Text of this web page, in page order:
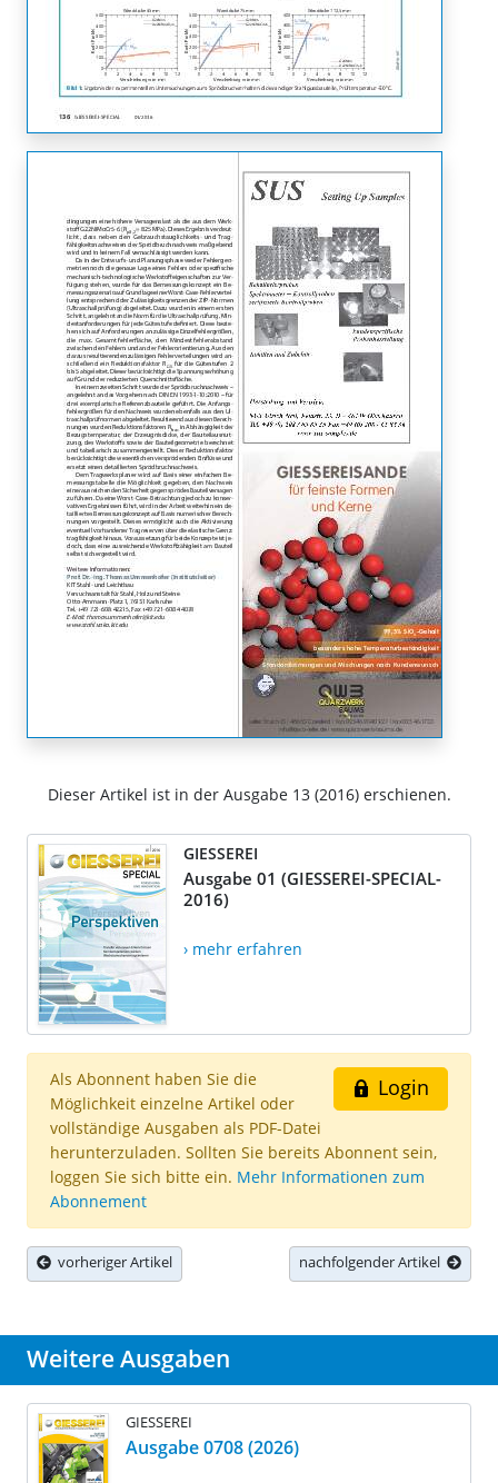
Dieser Artikel ist in der Ausgabe 13 (2016) erschienen.
GIESSEREI
Ausgabe 01 (GIESSEREI-SPECIAL-
2016)
› mehr erfahren
Login
Als Abonnent haben Sie die
Möglichkeit einzelne Artikel oder
vollständige Ausgaben als PDF-Datei
herunterzuladen. Sollten Sie bereits Abonnent sein,
loggen Sie sich bitte ein. Mehr Informationen zum
Abonnement
vorheriger Artikel nachfolgender Artikel
Weitere Ausgaben
GIESSEREI
Ausgabe 0708 (2026)